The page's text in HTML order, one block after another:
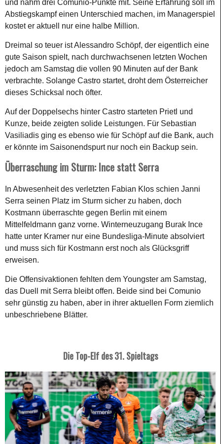
und nahm drei Comunio-Punkte mit. Seine Erfahrung soll im
Abstiegskampf einen Unterschied machen, im Managerspiel
kostet er aktuell nur eine halbe Million.
Dreimal so teuer ist Alessandro Schöpf, der eigentlich eine
gute Saison spielt, nach durchwachsenen letzten Wochen
jedoch am Samstag die vollen 90 Minuten auf der Bank
verbrachte. Solange Castro startet, droht dem Österreicher
dieses Schicksal noch öfter.
Auf der Doppelsechs hinter Castro starteten Prietl und
Kunze, beide zeigten solide Leistungen. Für Sebastian
Vasiliadis ging es ebenso wie für Schöpf auf die Bank, auch
er könnte im Saisonendspurt nur noch ein Backup sein.
Überraschung im Sturm: Ince statt Serra
In Abwesenheit des verletzten Fabian Klos schien Janni
Serra seinen Platz im Sturm sicher zu haben, doch
Kostmann überraschte gegen Berlin mit einem
Mittelfeldmann ganz vorne. Winterneuzugang Burak Ince
hatte unter Kramer nur eine Bundesliga-Minute absolviert
und muss sich für Kostmann erst noch als Glücksgriff
erweisen.
Die Offensivaktionen fehlten dem Youngster am Samstag,
das Duell mit Serra bleibt offen. Beide sind bei Comunio
sehr günstig zu haben, aber in ihrer aktuellen Form ziemlich
unbeschriebene Blätter.
Die Top-Elf des 31. Spieltags